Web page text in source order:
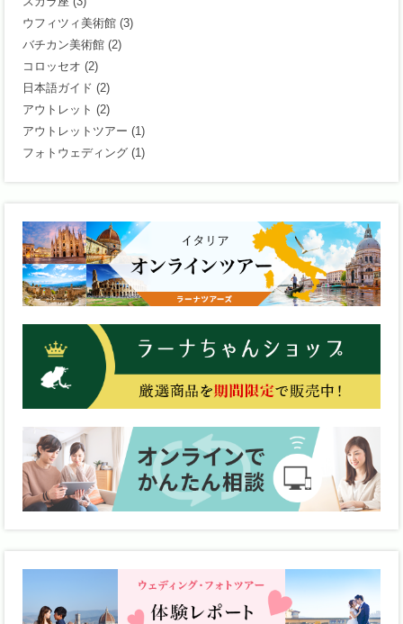
ウフィツィ美術館 (3)
バチカン美術館 (2)
コロッセオ (2)
日本語ガイド (2)
アウトレット (2)
アウトレットツアー (1)
フォトウェディング (1)